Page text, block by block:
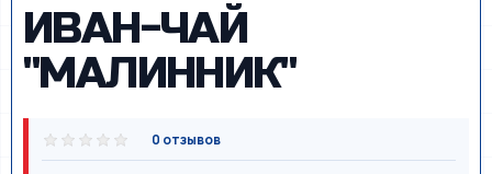
ИВАН-ЧАЙ
"МАЛИННИК"
0 отзывов